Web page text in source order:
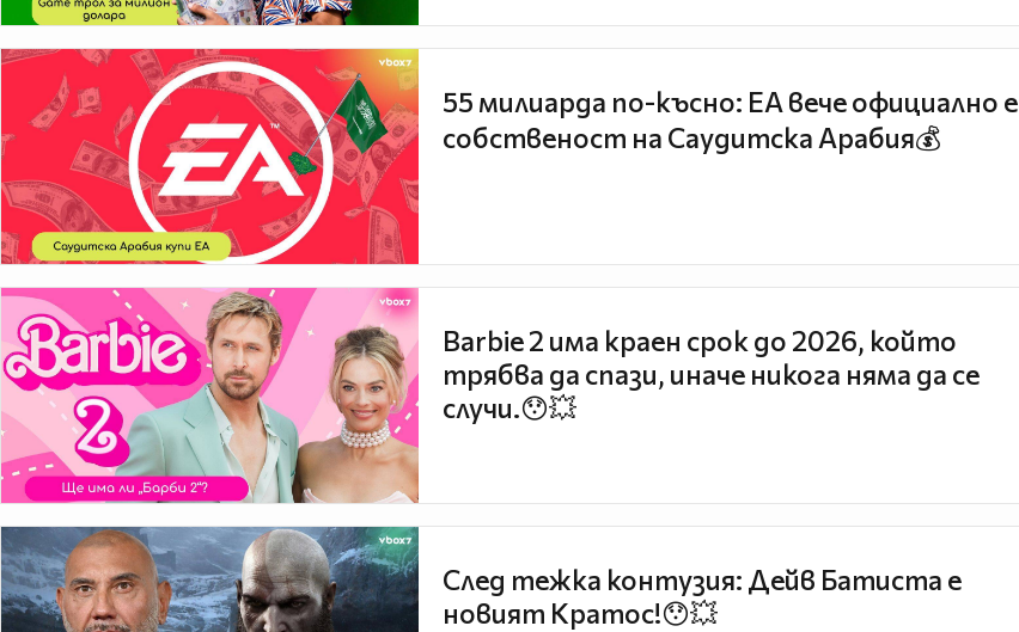
55 милиарда по-късно: EA вече официално е
собственост на Саудитска Арабия💰
Barbie 2 има краен срок до 2026, който
трябва да спази, иначе никога няма да се
случи.😯💥
След тежка контузия: Дейв Батиста е
новият Кратос!😯💥